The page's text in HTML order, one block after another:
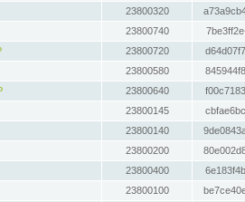
23800320
23800740
23800720
23800580
23800640
23800145
23800140
23800200
23800400
23800100